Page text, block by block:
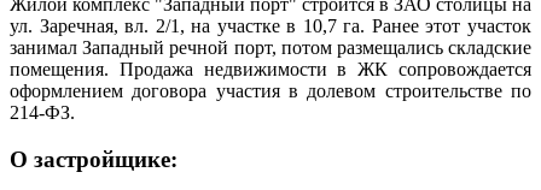
Жилой комплекс "Западный порт" строится в ЗАО столицы на
ул. Заречная, вл. 2/1, на участке в 10,7 га. Ранее этот участок
занимал Западный речной порт, потом размещались складские
помещения. Продажа недвижимости в ЖК сопровождается
оформлением договора участия в долевом строительстве по
214-ФЗ.
О застройщике: